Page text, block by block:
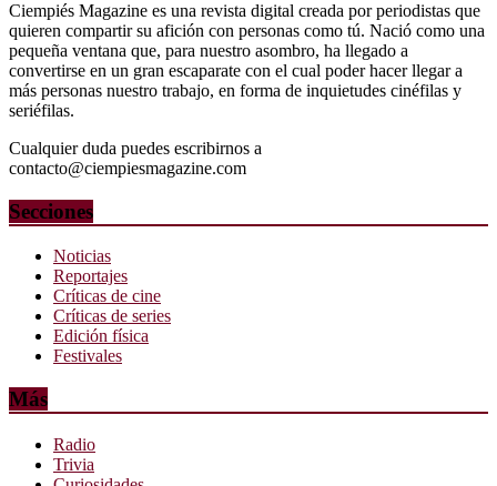
Ciempiés Magazine es una revista digital creada por periodistas que
quieren compartir su afición con personas como tú. Nació como una
pequeña ventana que, para nuestro asombro, ha llegado a
convertirse en un gran escaparate con el cual poder hacer llegar a
más personas nuestro trabajo, en forma de inquietudes cinéfilas y
seriéfilas.
Cualquier duda puedes escribirnos a
contacto@ciempiesmagazine.com
Secciones
Noticias
Reportajes
Críticas de cine
Críticas de series
Edición física
Festivales
Más
Radio
Trivia